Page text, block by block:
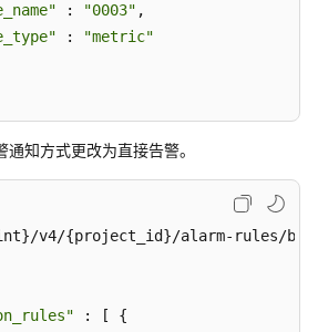
: "0003" ,
:
"metric"
知方式更改为直接告警。
v4/{project_id}/alarm-rules/batch-
: [ {